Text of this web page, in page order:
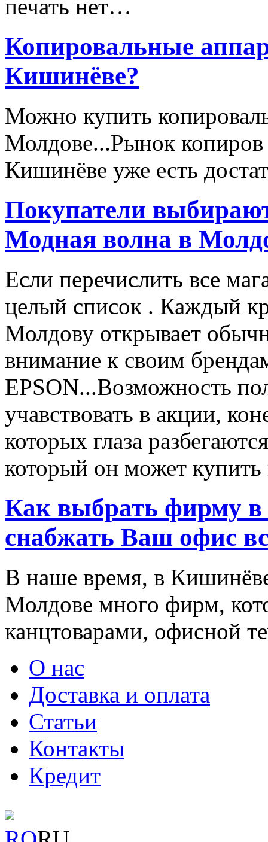
печать нет…
Копировальные
Кишинёве?
Можно купить
Молдове...Рынок
Кишинёве уже есть
Покупатели
Модная волна в
Если перечислить все
целый список . Каждый
Молдову открывает
внимание к своим
EPSON...Возможность
учавствовать в акции,
которых глаза
который он может купить
Как выбрать фирму в
снабжать Ваш офис
В наше время, в
Молдове много фирм,
канцтоварами, офисной
О нас
Доставка и оплата
Статьи
Контакты
Кредит